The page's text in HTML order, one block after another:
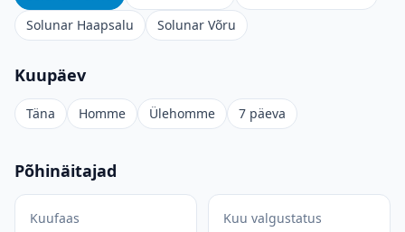
Solunar Haapsalu
Solunar Võru
Kuupäev
Täna Homme Ülehomme 7 päeva
Põhinäitajad
Kuufaas Kuu valgustatus